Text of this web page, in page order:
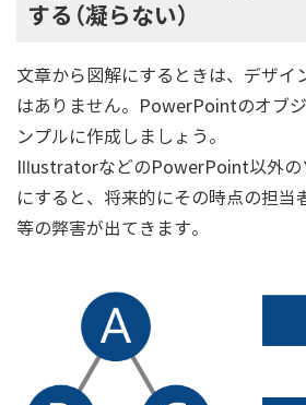
する（凝らない）
文章から図解にするときは、デザイ
はありません。PowerPointのオブ
ンプルに作成しましょう。
IllustratorなどのPowerPoint以外の
にすると、将来的にその時点の担当
等の弊害が出てきます。